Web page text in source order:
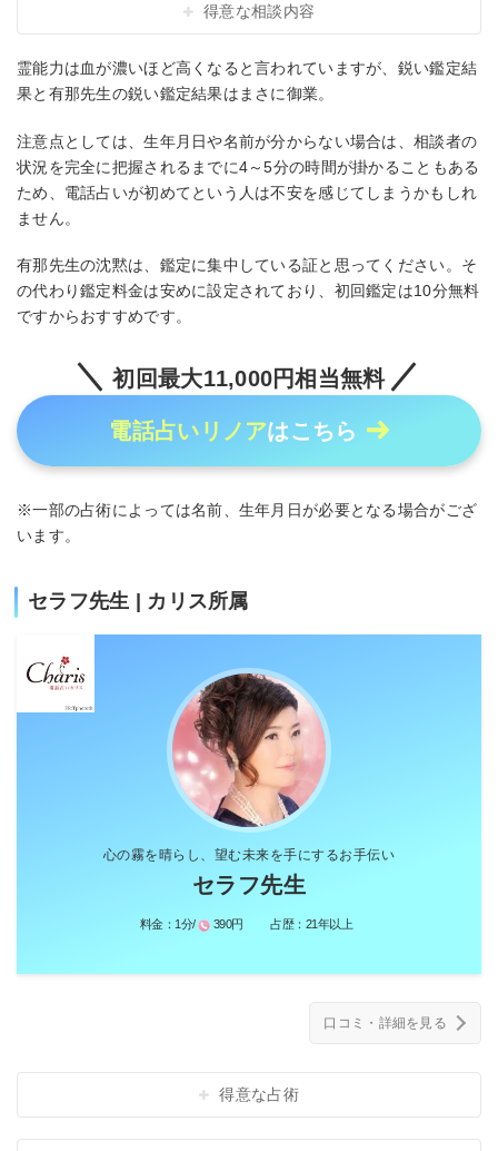
得意な相談内容
霊能力は血が濃いほど高くなると言われていますが、鋭い鑑定結
果と有那先生の鋭い鑑定結果はまさに御業。
注意点としては、生年月日や名前が分からない場合は、相談者の
状況を完全に把握されるまでに4～5分の時間が掛かることもある
ため、電話占いが初めてという人は不安を感じてしまうかもしれ
ません。
有那先生の沈黙は、鑑定に集中している証と思ってください。そ
の代わり鑑定料金は安めに設定されており、初回鑑定は10分無料
ですからおすすめです。
初回最大11,000円相当無料
電話占いリノアはこちら
※一部の占術によっては名前、生年月日が必要となる場合がござ
います。
セラフ先生 | カリス所属
心の霧を晴らし、望む未来を手にするお手伝い
セラフ先生
料金： 1分/ 390円 占歴： 21年以上
口コミ・詳細を見る
得意な占術